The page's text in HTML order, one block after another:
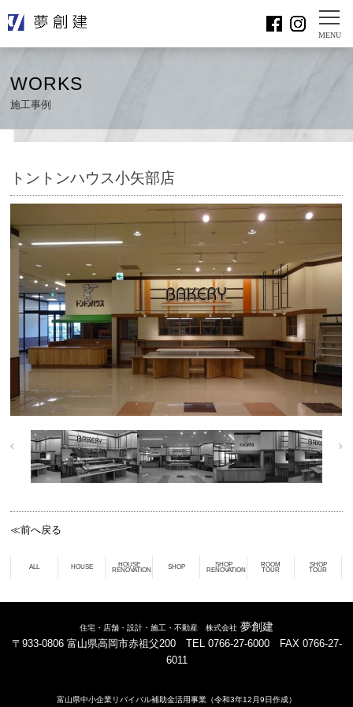
WORKS
施工事例
トントンハウス小矢部店
≪前へ戻る
ALL HOUSE HOUSE
RENOVATION SHOP SHOP
RENOVATION
ROOM
TOUR
SHOP
TOUR
住宅・店舗・設計・施工・不動産 株式会社 夢創建
〒933-0806 富山県高岡市赤祖父200 TEL 0766-27-6000 FAX 0766-27-
6011
富山県中小企業リバイバル補助金活用事業（令和3年12月9日作成）